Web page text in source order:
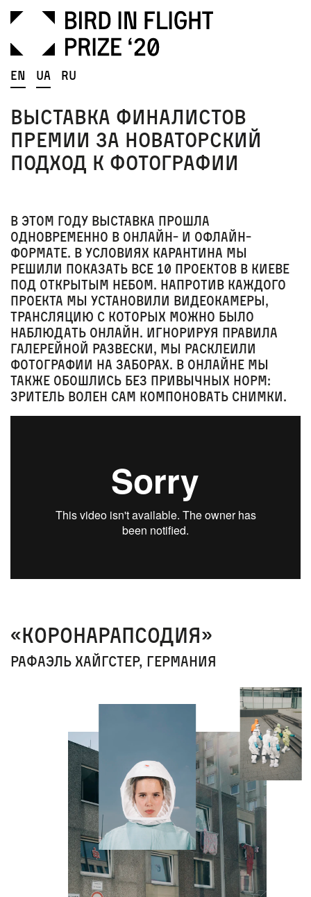
En Ua Ru
Выставка финалистов
премии за новаторский
подход к фотографии
В этом году выставка прошла
одновременно в онлайн- и офлайн-
формате. В условиях карантина мы
решили показать все 10 проектов в Киеве
под открытым небом. Напротив каждого
проекта мы установили видеокамеры,
трансляцию с которых можно было
наблюдать онлайн. Игнорируя правила
галерейной развески, мы расклеили
фотографии на заборах. В онлайне мы
также обошлись без привычных норм:
зритель волен сам компоновать снимки.
«Коронарапсодия»
Рафаэль Хайгстер, Германия